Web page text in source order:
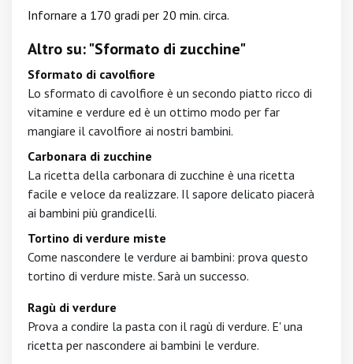
Infornare a 170 gradi per 20 min. circa.
Altro su: "Sformato di zucchine"
Sformato di cavolfiore
Lo sformato di cavolfiore è un secondo piatto ricco di
vitamine e verdure ed è un ottimo modo per far
mangiare il cavolfiore ai nostri bambini.
Carbonara di zucchine
La ricetta della carbonara di zucchine è una ricetta
facile e veloce da realizzare. Il sapore delicato piacerà
ai bambini più grandicelli.
Tortino di verdure miste
Come nascondere le verdure ai bambini: prova questo
tortino di verdure miste. Sarà un successo.
Ragù di verdure
Prova a condire la pasta con il ragù di verdure. E' una
ricetta per nascondere ai bambini le verdure.